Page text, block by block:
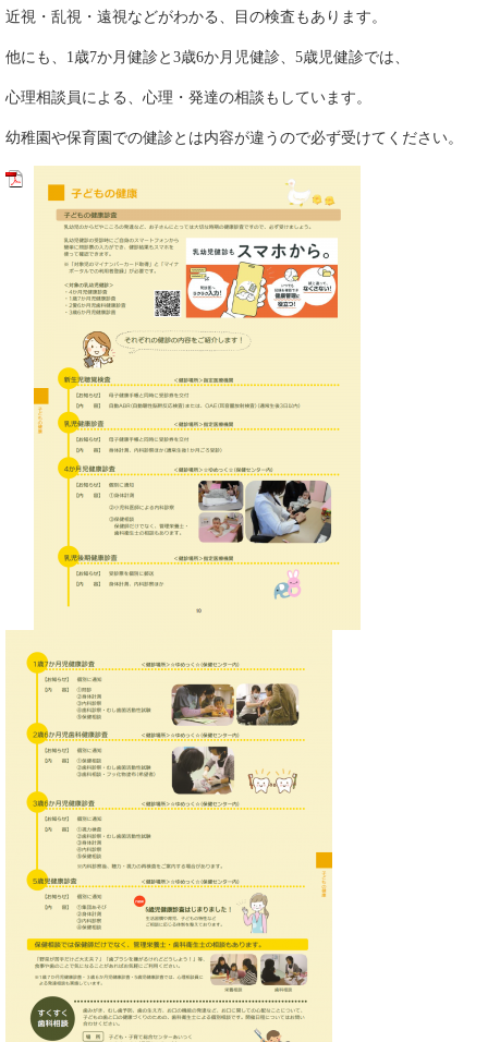
近視・乱視・遠視などがわかる、目の検査もあります。
他にも、1歳7か月健診と3歳6か月児健診、5歳児健診では、
心理相談員による、心理・発達の相談もしています。
幼稚園や保育園での健診とは内容が違うので必ず受けてください。